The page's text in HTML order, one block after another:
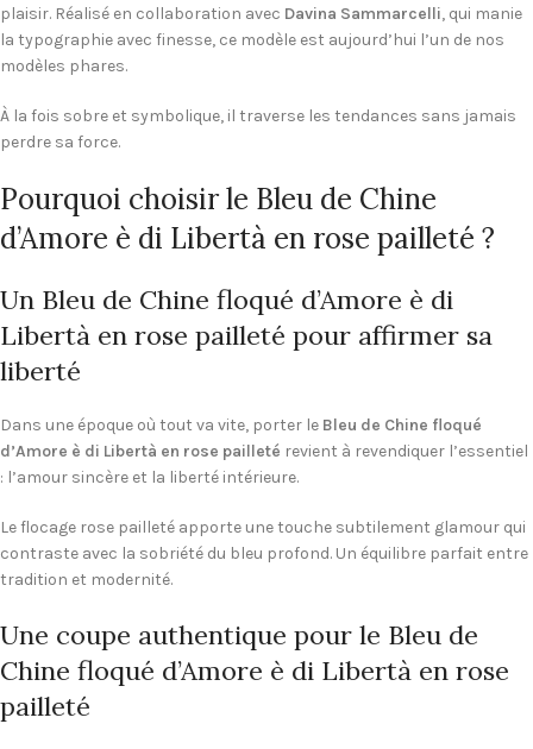
plaisir. Réalisé en collaboration avec Davina Sammarcelli, qui manie
la typographie avec finesse, ce modèle est aujourd’hui l’un de nos
modèles phares.
À la fois sobre et symbolique, il traverse les tendances sans jamais
perdre sa force.
Pourquoi choisir le Bleu de Chine
d’Amore è di Libertà en rose pailleté ?
Un Bleu de Chine floqué d’Amore è di
Libertà en rose pailleté pour affirmer sa
liberté
Dans une époque où tout va vite, porter le Bleu de Chine floqué
d’Amore è di Libertà en rose pailleté revient à revendiquer l’essentiel
: l’amour sincère et la liberté intérieure.
Le flocage rose pailleté apporte une touche subtilement glamour qui
contraste avec la sobriété du bleu profond. Un équilibre parfait entre
tradition et modernité.
Une coupe authentique pour le Bleu de
Chine floqué d’Amore è di Libertà en rose
pailleté